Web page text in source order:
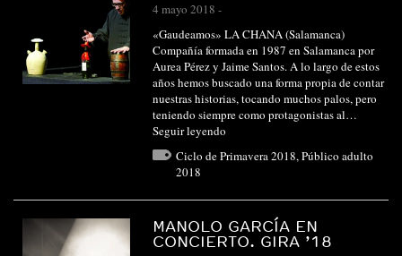
4 mayo 2018 -
«Gaudeamos» LA CHANA (Salamanca)
Compañía formada en 1987 en Salamanca por
Aurea Pérez y Jaime Santos. A lo largo de estos
años hemos buscado una forma propia de contar
nuestras historias, tocando muchos palos, pero
teniendo siempre como protagonistas al…
Seguir leyendo
Ciclo de Primavera 2018,Público adulto
2018
MANOLO GARCÍA EN
CONCIERTO. GIRA ’18